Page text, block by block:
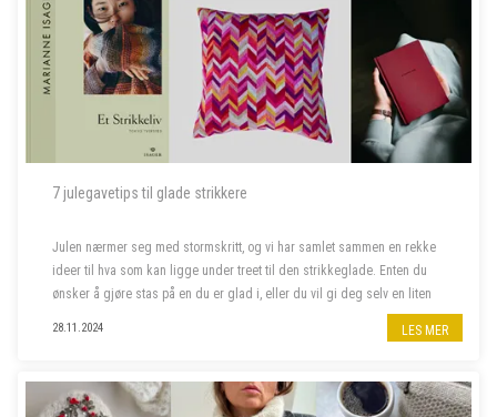
7 julegavetips til glade strikkere
Julen nærmer seg med stormskritt, og vi har samlet sammen en rekke
ideer til hva som kan ligge under treet til den strikkeglade. Enten du
ønsker å gjøre stas på en du er glad i, eller du vil gi deg selv en liten
28.11.2024 LES MER